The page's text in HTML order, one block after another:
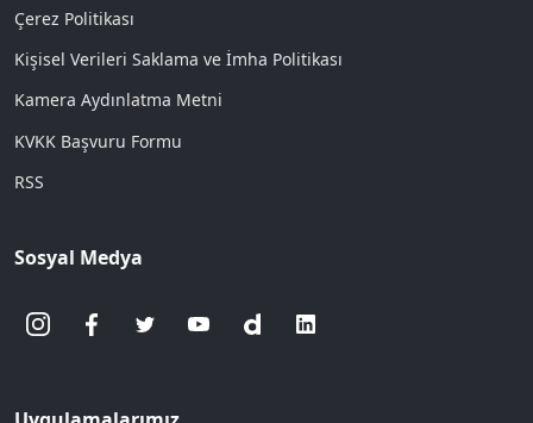
Çerez Politikası
Kişisel Verileri Saklama ve İmha Politikası
Kamera Aydınlatma Metni
KVKK Başvuru Formu
RSS
Sosyal Medya